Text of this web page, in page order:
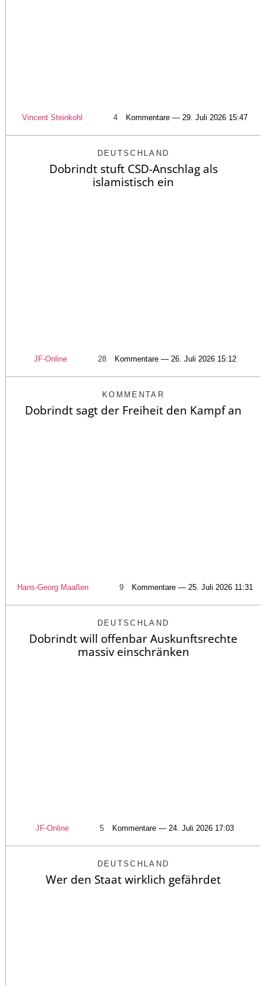
Vincent Steinkohl 4 Kommentare — 29. Juli 2026 15:47
DEUTSCHLAND
Dobrindt stuft CSD-Anschlag als
islamistisch ein
JF-Online 28 Kommentare — 26. Juli 2026 15:12
KOMMENTAR
Dobrindt sagt der Freiheit den Kampf an
Hans-Georg Maaßen 9 Kommentare — 25. Juli 2026 11:31
DEUTSCHLAND
Dobrindt will offenbar Auskunftsrechte
massiv einschränken
JF-Online 5 Kommentare — 24. Juli 2026 17:03
DEUTSCHLAND
Wer den Staat wirklich gefährdet